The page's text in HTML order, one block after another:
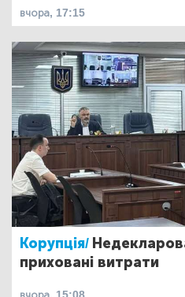
вчора, 17:15
Корупція/
приховані витрати